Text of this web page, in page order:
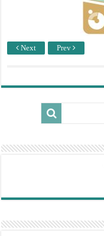
Next Prev